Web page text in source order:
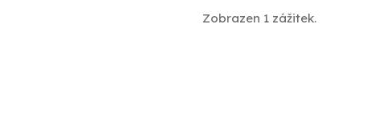
Zobrazen 1 zážitek.